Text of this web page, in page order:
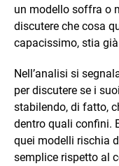
un modello soffra o
discutere che cosa
capacissimo, stia
Nell’analisi si
per discutere se i
stabilendo, di fatto,
dentro quali confini.
quei modelli rischia
semplice rispetto al